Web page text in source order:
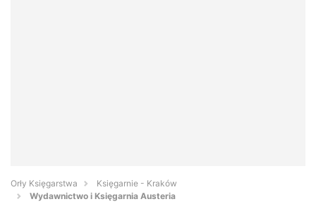
Orły Księgarstwa
Księgarnie - Kraków
Wydawnictwo i Księgarnia Austeria